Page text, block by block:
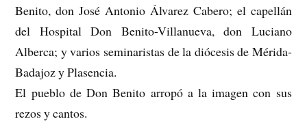
Benito, don José Antonio Álvarez Cabero; el capellán
del Hospital Don Benito-Villanueva, don Luciano
Alberca; y varios seminaristas de la diócesis de Mérida-
Badajoz y Plasencia.
El pueblo de Don Benito arropó a la imagen con sus
rezos y cantos.